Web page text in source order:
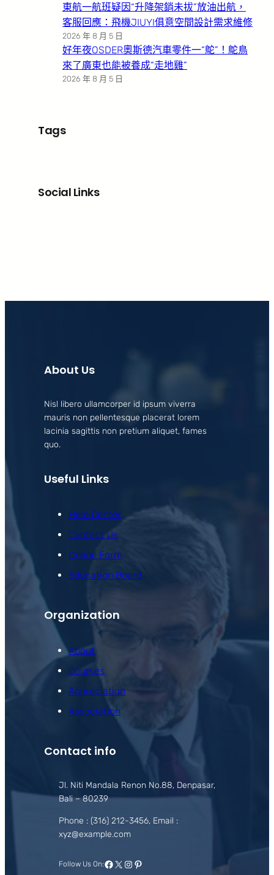
東航一航班疑因“升降架銷未拔”放油出航，
客服回應：飛機JIUYI俱意空間設計需求維修
2026 年 8 月 5 日
好年夜OSDER奧斯德汽車零件一“鴕”！鴕鳥
來了廣東也能被養成“走地雞”
2026 年 8 月 5 日
Tags
Social Links
About Us
Nisl libero ullamcorper id ipsum viverra
mauris non pellentesque placerat lorem
lacinia sagittis non pretium aliquet, fames
quo.
Useful Links
Help Center
Contact Us
Online Form
Education Board
Organization
About
Courses
Appreciation
Association
Contact info
Jl. Niti Mandala Renon No.88, Denpasar,
Bali – 80239
Phone : (316) 212-3456, Email :
xyz@example.com
Follow Us On:Facebook
X Instagram
Pinterest